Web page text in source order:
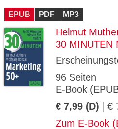
EPUB PDF MP3
Helmut
30 MINUTEN
96 Seiten
E-Book
€ 7,99 (D) | €
Zum E-Book